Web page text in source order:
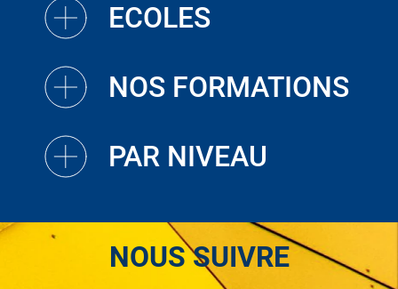
ECOLES
NOS FORMATIONS
PAR NIVEAU
NOUS SUIVRE